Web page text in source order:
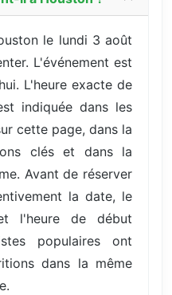
le lundi 3 août
L'événement est
L'heure exacte de
indiquée dans les
cette page, dans la
clés et dans la
Avant de réserver
la date, le
l'heure de début
populaires ont
dans la même